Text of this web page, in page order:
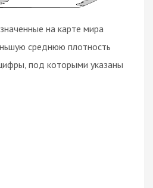
на карте мира
среднюю плотность
под которыми указаны